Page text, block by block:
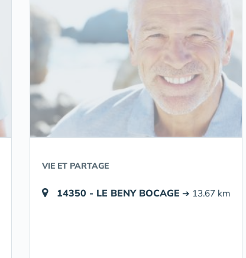
VIE ET PARTAGE
14350 - LE BENY BOCAGE ➔ 13.67 km